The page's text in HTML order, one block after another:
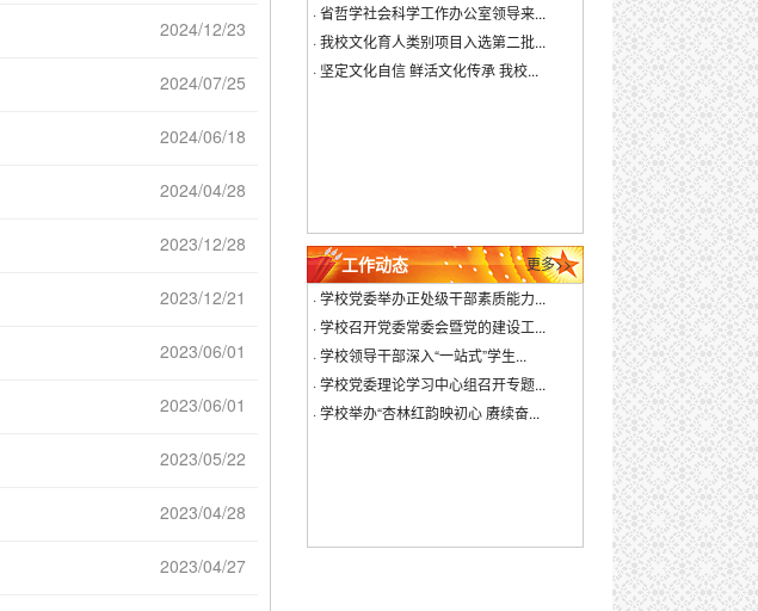
2024/12/23
2024/07/25
2024/06/18
2024/04/28
2023/12/28
2023/12/21
2023/06/01
2023/06/01
2023/05/22
2023/04/28
2023/04/27
· 省哲学社会科学工作办公室领导来...
· 我校文化育人类别项目入选第二批...
· 坚定文化自信 鲜活文化传承 我校...
工作动态
更多>>
· 学校党委举办正处级干部素质能力...
· 学校召开党委常委会暨党的建设工...
· 学校领导干部深入“一站式”学生...
· 学校党委理论学习中心组召开专题...
· 学校举办“杏林红韵映初心 赓续奋...